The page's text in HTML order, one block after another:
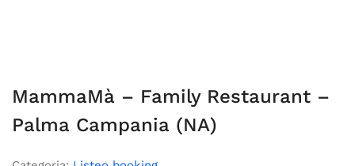
MammaMà – Family Restaurant –
Palma Campania (NA)